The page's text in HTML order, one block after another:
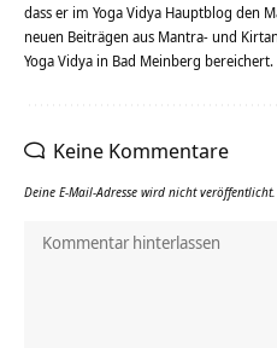
dass er im Yoga Vidya Hauptblog den
neuen Beiträgen aus Mantra- und
Yoga Vidya in Bad Meinberg bereichert.
Keine Kommentare
Deine E-Mail-Adresse wird nicht veröffentlicht.